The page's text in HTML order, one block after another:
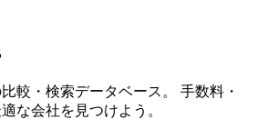
較・検索データベース。 手数料・
な会社を見つけよう。